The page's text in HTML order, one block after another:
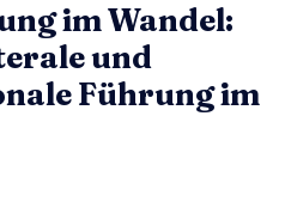
im Wandel:
und
Führung im